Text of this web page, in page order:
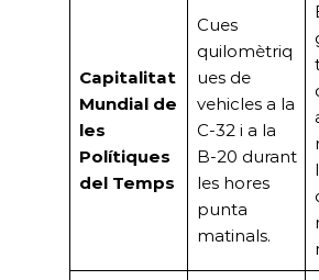
Capitalitat
Mundial de
les
Polítiques
del Temps
Cues
quilomètriq
ues de
vehicles a la
C-32 i a la
B-20 durant
les hores
punta
matinals.